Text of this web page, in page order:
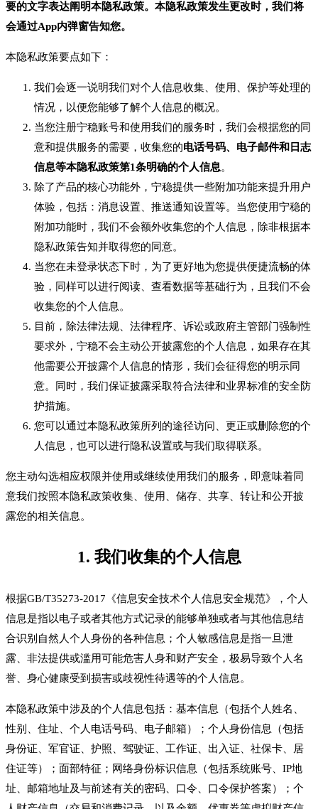
要的文字表达阐明本隐私政策。本隐私政策发生更改时，我们将
会通过App内弹窗告知您。
本隐私政策要点如下：
我们会逐一说明我们对个人信息收集、使用、保护等处理的
情况，以便您能够了解个人信息的概况。
当您注册宁稳账号和使用我们的服务时，我们会根据您的同
意和提供服务的需要，收集您的电话号码、电子邮件和日志
信息等本隐私政策第1条明确的个人信息。
除了产品的核心功能外，宁稳提供一些附加功能来提升用户
体验，包括：消息设置、推送通知设置等。当您使用宁稳的
附加功能时，我们不会额外收集您的个人信息，除非根据本
隐私政策告知并取得您的同意。
当您在未登录状态下时，为了更好地为您提供便捷流畅的体
验，同样可以进行阅读、查看数据等基础行为，且我们不会
收集您的个人信息。
目前，除法律法规、法律程序、诉讼或政府主管部门强制性
要求外，宁稳不会主动公开披露您的个人信息，如果存在其
他需要公开披露个人信息的情形，我们会征得您的明示同
意。同时，我们保证披露采取符合法律和业界标准的安全防
护措施。
您可以通过本隐私政策所列的途径访问、更正或删除您的个
人信息，也可以进行隐私设置或与我们取得联系。
您主动勾选相应权限并使用或继续使用我们的服务，即意味着同
意我们按照本隐私政策收集、使用、储存、共享、转让和公开披
露您的相关信息。
1. 我们收集的个人信息
根据GB/T35273-2017《信息安全技术个人信息安全规范》，个人
信息是指以电子或者其他方式记录的能够单独或者与其他信息结
合识别自然人个人身份的各种信息；个人敏感信息是指一旦泄
露、非法提供或滥用可能危害人身和财产安全，极易导致个人名
誉、身心健康受到损害或歧视性待遇等的个人信息。
本隐私政策中涉及的个人信息包括：基本信息（包括个人姓名、
性别、住址、个人电话号码、电子邮箱）；个人身份信息（包括
身份证、军官证、护照、驾驶证、工作证、出入证、社保卡、居
住证等）；面部特征；网络身份标识信息（包括系统账号、IP地
址、邮箱地址及与前述有关的密码、口令、口令保护答案）；个